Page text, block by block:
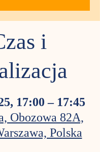
i
17:00 – 17:45
Obozowa 82A,
Polska